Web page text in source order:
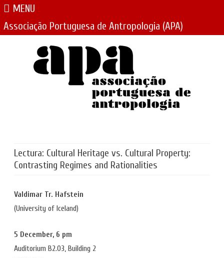
MENU
Associação Portuguesa de Antropologia (APA)
Lectura: Cultural Heritage vs. Cultural Property:
Contrasting Regimes and Rationalities
Valdimar Tr. Hafstein
(University of Iceland)
5 December, 6 pm
Auditorium B2.03, Building 2